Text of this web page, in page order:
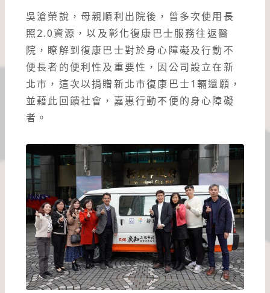
吳滄榮說，母親順利出院後，曾多次使用長
照2.0資源，以及彰化復康巴士服務往返醫
院，瞭解到復康巴士對於身心障礙及行動不
便長者的便利性及重要性，因公司設立在新
北市，這次以捐贈新北市復康巴士1輛還願，
並藉此回饋社會，嘉惠行動不便的身心障礙
者。